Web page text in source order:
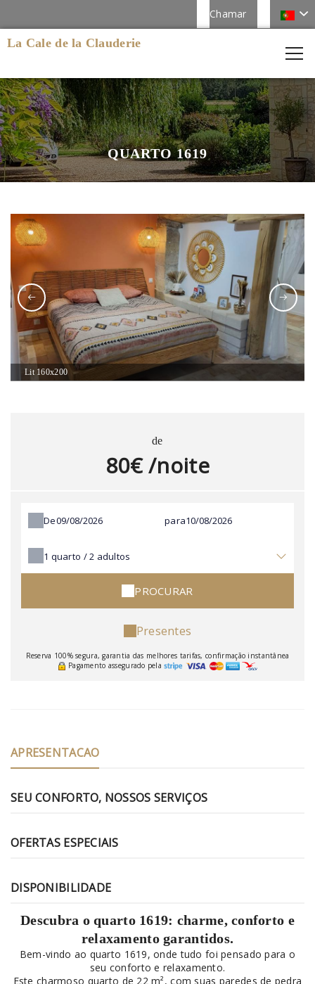
Chamar
La Cale de la Clauderie
QUARTO 1619
Lit 160x200
de
80€ /noite
De para
1 quarto /2 adultos
PROCURAR
Presentes
Reserva 100% segura, garantia das melhores tarifas, confirmação instantânea
Pagamento assegurado pela
APRESENTACAO
SEU CONFORTO, NOSSOS SERVIÇOS
OFERTAS ESPECIAIS
DISPONIBILIDADE
Descubra o quarto 1619: charme, conforto e
relaxamento garantidos.
Bem-vindo ao quarto 1619, onde tudo foi pensado para o
seu conforto e relaxamento.
Este charmoso quarto de 22 m², com suas paredes de pedra